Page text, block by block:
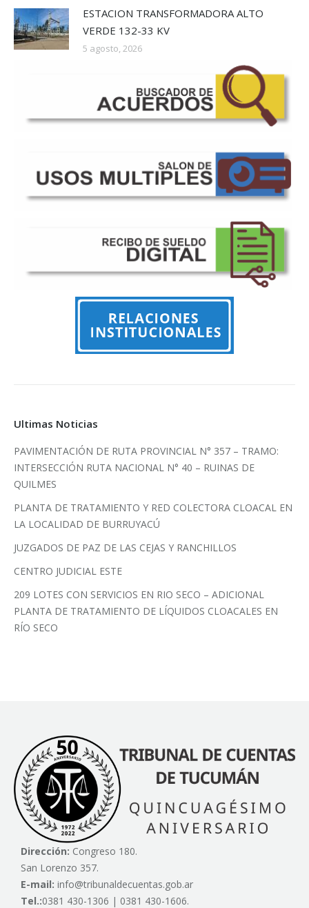
ESTACION TRANSFORMADORA ALTO
VERDE 132-33 KV
5 agosto, 2026
Ultimas Noticias
PAVIMENTACIÓN DE RUTA PROVINCIAL N° 357 – TRAMO:
INTERSECCIÓN RUTA NACIONAL N° 40 – RUINAS DE
QUILMES
PLANTA DE TRATAMIENTO Y RED COLECTORA CLOACAL EN
LA LOCALIDAD DE BURRUYACÚ
JUZGADOS DE PAZ DE LAS CEJAS Y RANCHILLOS
CENTRO JUDICIAL ESTE
209 LOTES CON SERVICIOS EN RIO SECO – ADICIONAL
PLANTA DE TRATAMIENTO DE LÍQUIDOS CLOACALES EN
RÍO SECO
Dirección: Congreso 180.
San Lorenzo 357.
E-mail: info@tribunaldecuentas.gob.ar
Tel.:0381 430-1306 | 0381 430-1606.